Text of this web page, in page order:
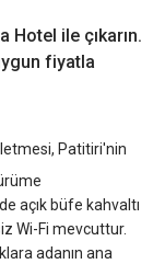
Hotel ile çıkarın.
fiyatla
Patitiri'nin
açık büfe kahvaltı
Wi-Fi mevcuttur.
adanın ana